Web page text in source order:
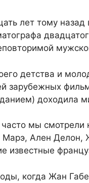
лет тому
детства и
зарубежных
доходила
часто мы
Ален Делон,
известные
когда Жан